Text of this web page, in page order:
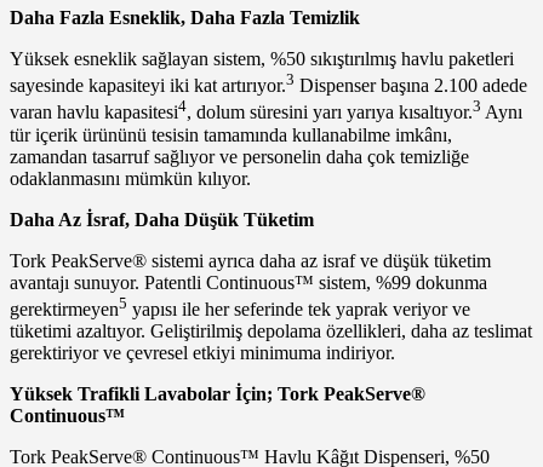
Daha Fazla Esneklik, Daha Fazla Temizlik
Yüksek esneklik sağlayan sistem, %50 sıkıştırılmış havlu paketleri
sayesinde kapasiteyi iki kat artırıyor.3 Dispenser başına 2.100 adede
varan havlu kapasitesi4, dolum süresini yarı yarıya kısaltıyor.3 Aynı
tür içerik ürününü tesisin tamamında kullanabilme imkânı,
zamandan tasarruf sağlıyor ve personelin daha çok temizliğe
odaklanmasını mümkün kılıyor.
Daha Az İsraf, Daha Düşük Tüketim
Tork PeakServe® sistemi ayrıca daha az israf ve düşük tüketim
avantajı sunuyor. Patentli Continuous™ sistem, %99 dokunma
gerektirmeyen5 yapısı ile her seferinde tek yaprak veriyor ve
tüketimi azaltıyor. Geliştirilmiş depolama özellikleri, daha az teslimat
gerektiriyor ve çevresel etkiyi minimuma indiriyor.
Yüksek Trafikli Lavabolar İçin; Tork PeakServe®
Continuous™
Tork PeakServe® Continuous™ Havlu Kâğıt Dispenseri, %50